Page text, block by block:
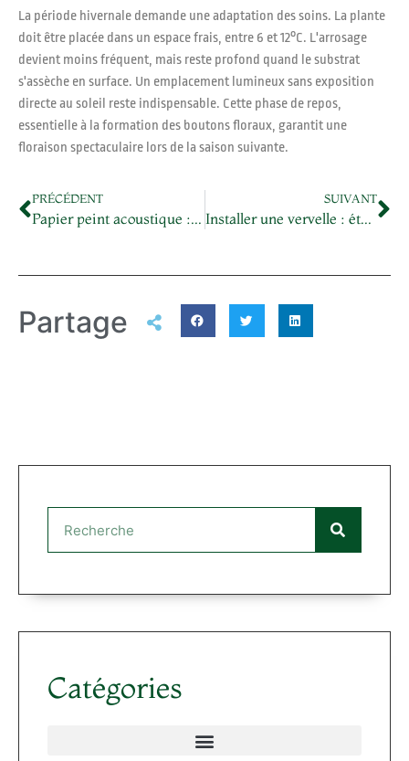
La période hivernale demande une adaptation des soins. La plante
doit être placée dans un espace frais, entre 6 et 12°C. L'arrosage
devient moins fréquent, mais reste profond quand le substrat
s'assèche en surface. Un emplacement lumineux sans exposition
directe au soleil reste indispensable. Cette phase de repos,
essentielle à la formation des boutons floraux, garantit une
floraison spectaculaire lors de la saison suivante.
PRÉCÉDENT
Papier peint acoustique : découvrez la vérité sur ses performances isolantes
SUIVANT
Installer une vervelle : étapes essentielles pour équiper votre pigeon rapidement
Partage
Catégories